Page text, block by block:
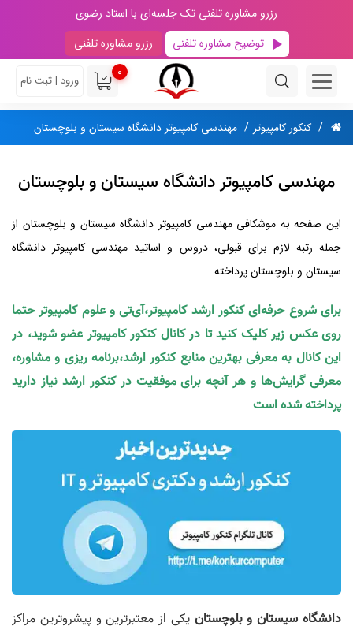
رزرو مشاوره تلفنی تک جلسه‌ای با استاد رضوی
توضیح مشاوره تلفنی
رزرو مشاوره تلفنی
0
ورود | ثبت نام
کنکور کامپیوتر مهندسی کامپیوتر دانشگاه سیستان و بلوچستان
مهندسی کامپیوتر دانشگاه سیستان و بلوچستان
این صفحه به موشکافی مهندسی کامپیوتر دانشگاه سیستان و بلوچستان از
جمله رتبه لازم برای قبولی، دروس و اساتید مهندسی کامپیوتر دانشگاه
سیستان و بلوچستان پرداخته
برای شروع حرفه‌ای کنکور ارشد کامپیوتر،آی‌تی و علوم کامپیوتر حتما
روی عکس زیر کلیک کنید تا در کانال کنکور کامپیوتر عضو شوید، در
این کانال به معرفی بهترین منابع کنکور ارشد،برنامه ریزی و مشاوره،
معرفی گرایش‌ها و هر آنچه برای موفقیت در کنکور ارشد نیاز دارید
پرداخته شده است
دانشگاه سیستان و بلوچستان یکی از معتبرترین و پیشروترین مراکز